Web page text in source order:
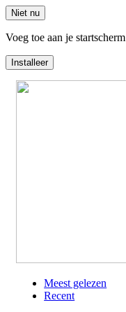
Niet nu
Voeg toe aan je startscherm
Installeer
Meest gelezen
Recent